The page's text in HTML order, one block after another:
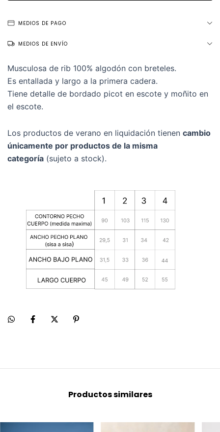
MEDIOS DE PAGO
MEDIOS DE ENVÍO
Musculosa de rib 100% algodón con breteles.
Es entallada y largo a la primera cadera.
Tiene detalle de bordado picot en escote y moñito en
el escote.
Los productos de verano en liquidación tienen cambio
únicamente por productos de la misma
categoría (sujeto a stock).
Productos similares